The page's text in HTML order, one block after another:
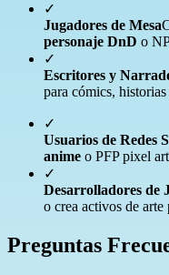
✓
Jugadores de Mesa
personaje DnD o
✓
Escritores y
para cómics,
✓
Usuarios de Redes
anime o PFP pixel
✓
Desarrolladores de
o crea activos de
Preguntas